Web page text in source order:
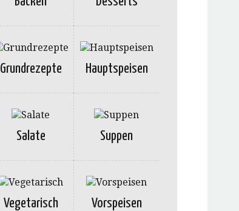
Grundrezepte Hauptspeisen
Salate Suppen
Vegetarisch Vorspeisen